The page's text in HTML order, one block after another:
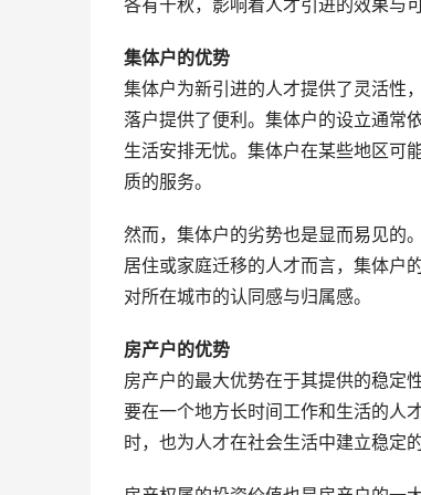
各有千秋，影响着人才引进的效果与可
集体户的优势
集体户为新引进的人才提供了灵活性
落户提供了便利。集体户的设立通常
生活安排无忧。集体户在某些地区可
质的服务。
然而，集体户的劣势也是显而易见的
居住或家庭迁移的人才而言，集体户
对所在城市的认同感与归属感。
房产户的优势
房产户的最大优势在于其提供的稳定
要在一个地方长时间工作和生活的人
时，也为人才在社会生活中建立稳定